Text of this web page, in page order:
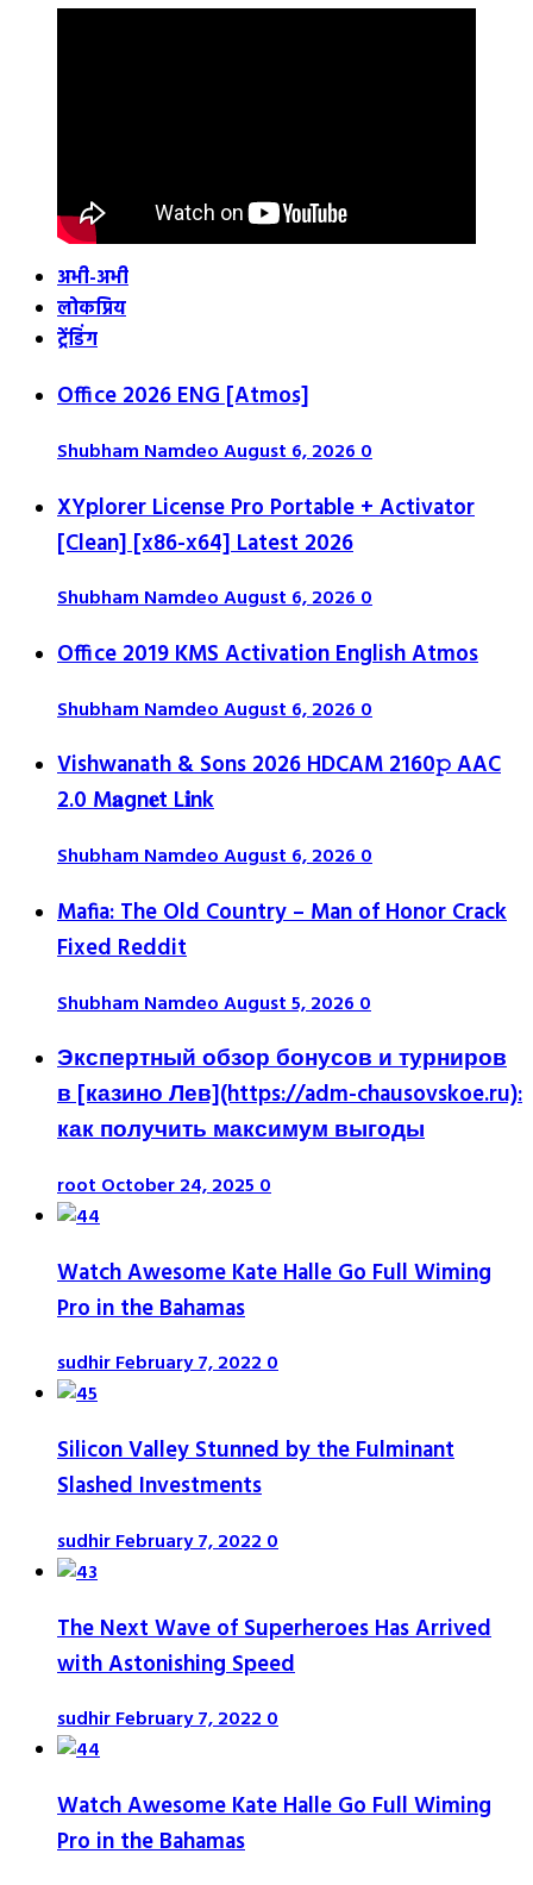
अभी-अभी
लोकप्रिय
ट्रेंडिंग
Office 2026 ENG [Atmos]
Shubham NamdeoAugust 6, 20260
XYplorer License Pro Portable + Activator
[Clean] [x86-x64] Latest 2026
Shubham NamdeoAugust 6, 20260
Office 2019 KMS Activation English Atmos
Shubham NamdeoAugust 6, 20260
Vishwanath & Sons 2026 HDCAM 2160𝚙 AAC
2.0 M𝐚gn𝐞t L𝐢nk
Shubham NamdeoAugust 6, 20260
Mafia: The Old Country – Man of Honor Crack
Fixed Reddit
Shubham NamdeoAugust 5, 20260
Экспертный обзор бонусов и турниров
в [казино Лев](https://adm-chausovskoe.ru):
как получить максимум выгоды
rootOctober 24, 20250
Watch Awesome Kate Halle Go Full Wiming
Pro in the Bahamas
sudhirFebruary 7, 20220
Silicon Valley Stunned by the Fulminant
Slashed Investments
sudhirFebruary 7, 20220
The Next Wave of Superheroes Has Arrived
with Astonishing Speed
sudhirFebruary 7, 20220
Watch Awesome Kate Halle Go Full Wiming
Pro in the Bahamas